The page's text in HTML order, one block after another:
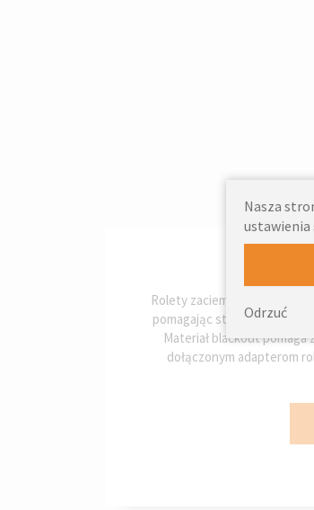
Rolety zaciemniające
pomagając stworzyć
Materiał blackout
dołączonym adapterom
Nasza
ustawienia
Odrzuć